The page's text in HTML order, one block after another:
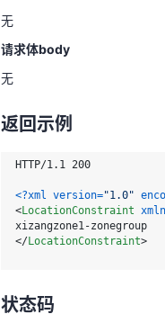
返回示例
<?xml version=
< LocationConstraint
</LocationConstraint
状态码
200
无
请求体body
无
返回示例
HTTP/1.1 200
<?xml version="1.0"
<LocationConstraint
xizangzone1-zonegroup
</LocationConstraint>
状态码